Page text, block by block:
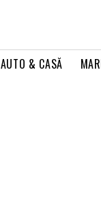
AUTO & CASĂ